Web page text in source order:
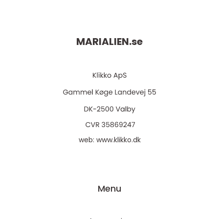
MARIALIEN.se
web: www.klikko.dk
Menu